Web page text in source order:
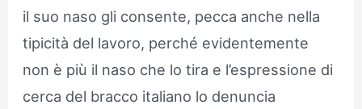
il suo naso gli consente, pecca anche nella
tipicità del lavoro, perché evidentemente
non è più il naso che lo tira e l’espressione di
cerca del bracco italiano lo denuncia